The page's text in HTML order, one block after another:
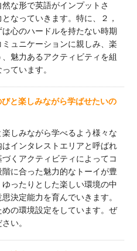
な形で英語がインプットさ
なっていきます。特に、２，
心のハードルを持たない時期
ュニケーションに親しみ、楽
魅力あるアクティビティを組
ています。
と楽しみながら学ばせたいの
しみながら学べるよう様々な
インタレストエリアと呼ばれ
くアクティビティによってコ
に合った魅力的なトーイが豊
ったりとした楽しい環境の中
決定能力を育んでいきます。
の環境設定をしています。ぜ
い。